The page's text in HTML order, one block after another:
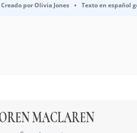
Creado porOlivia Jones • Texto en español